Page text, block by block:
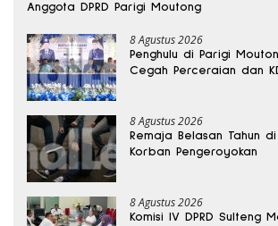
Anggota DPRD Parigi Moutong
8 Agustus 2026
Penghulu di Parigi
Cegah Perceraian dan
8 Agustus 2026
Remaja Belasan Tahun
Korban Pengeroyokan
8 Agustus 2026
Komisi IV DPRD Sulteng